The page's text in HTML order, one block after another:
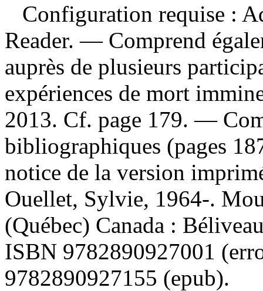
Configuration requise :
Reader. — Comprend
auprès de plusieurs
expériences de mort
2013. Cf. page 179. —
bibliographiques (pages
notice de la version
Ouellet, Sylvie, 1964-.
(Québec) Canada :
ISBN 9782890927001
9782890927155 (epub).